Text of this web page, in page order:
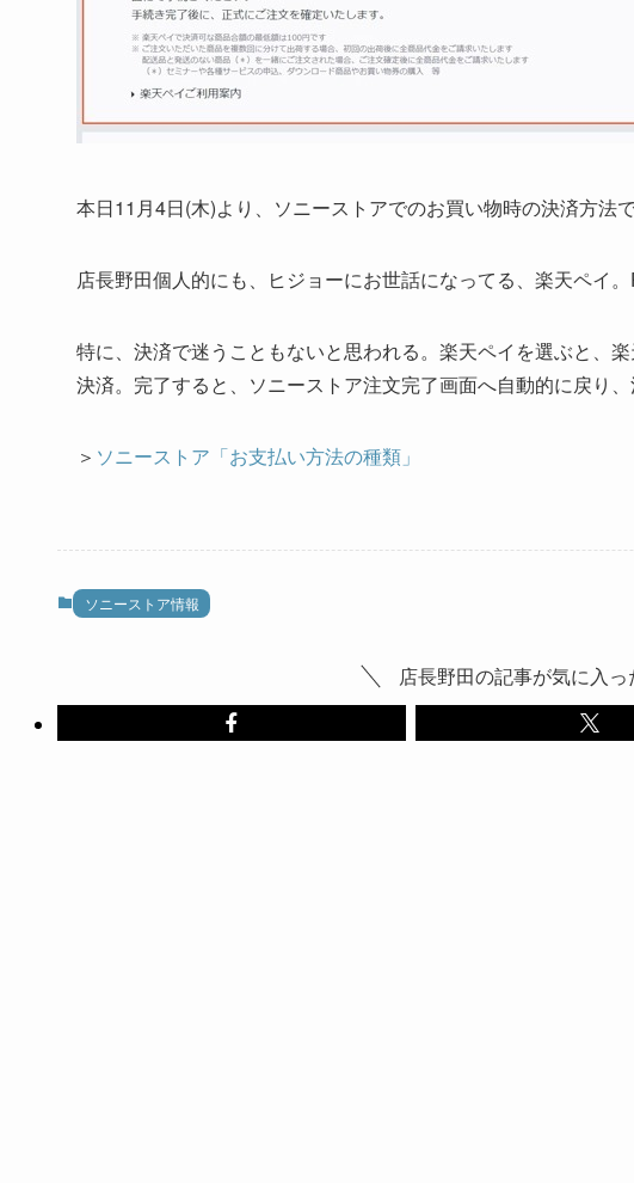
本日11月4日(木)より、ソニーストアでのお買い物時の決済方法
店長野田個人的にも、ヒジョーにお世話になってる、楽天ペイ
特に、決済で迷うこともないと思われる。楽天ペイを選ぶと、
決済。完了すると、ソニーストア注文完了画面へ自動的に戻り、
＞ ソニーストア「お支払い方法の種類」
ソニーストア情報
店長野田の記事が気に入